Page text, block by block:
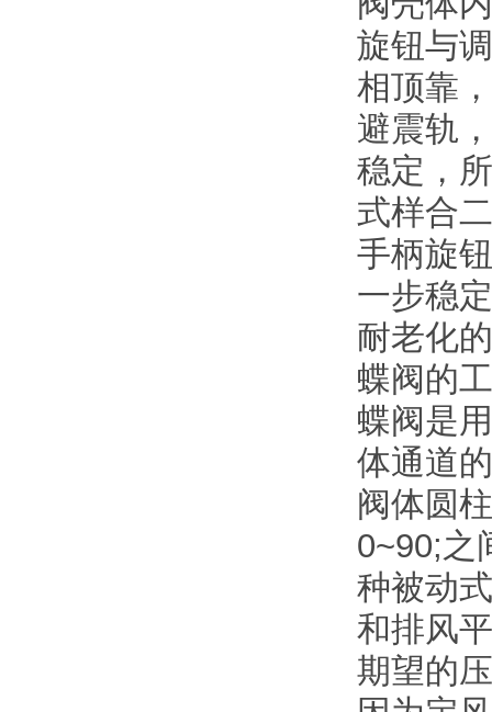
旋钮与
相顶靠
避震轨
稳定，
式样合
手柄旋
一步稳
耐老化
蝶阀的
蝶阀是
体通道
阀体圆
0~90;之
种被动
和排风
期望的